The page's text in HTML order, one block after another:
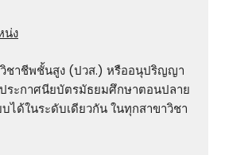
น่ง
ชาชีพชั้นสูง (ปวส.) หรืออนุปริญญา
ระกาศนียบัตรมัธยมศึกษาตอนปลาย
ได้ในระดับเดียวกัน ในทุกสาขาวิชา